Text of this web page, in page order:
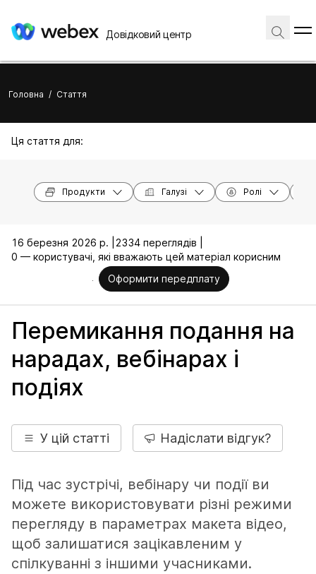
Довідковий центр
Головна / Стаття
Ця стаття для:
Продукти Галузі Ролі
16 березня 2026 р. |
2334 переглядів |
0 — користувачі, які вважають цей матеріал корисним
Оформити передплату
Перемикання подання на
нарадах, вебінарах і
подіях
У цій статті Надіслати відгук?
Під час зустрічі, вебінару чи події ви
можете використовувати різні режими
перегляду в параметрах макета відео,
щоб залишатися зацікавленим у
спілкуванні з іншими учасниками.